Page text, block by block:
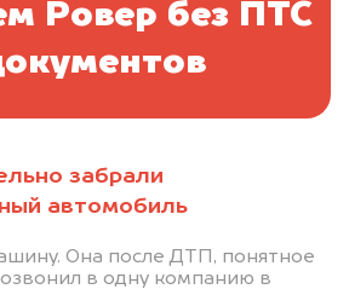
забрали
автомобиль
Она после ДТП, понятное
в одну компанию в
Ровер без ПТС
автомобиля — через
машину: